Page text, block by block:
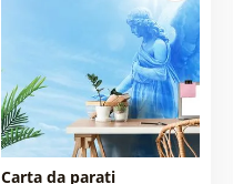
Carta da parati